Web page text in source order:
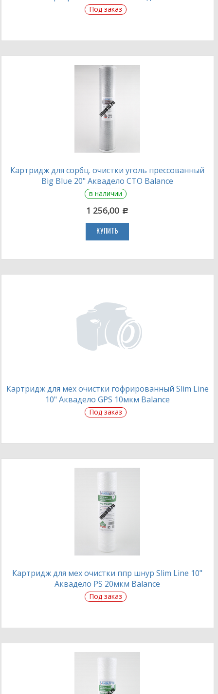
Под заказ
Картридж для сорбц. очистки уголь прессованный
Big Blue 20" Аквадело CTO Balance
в наличии
1 256,00 c
КУПИТЬ
Картридж для мех очистки гофрированный Slim Line
10" Аквадело GPS 10мкм Balance
Под заказ
Картридж для мех очистки ппр шнур Slim Line 10"
Аквадело PS 20мкм Balance
Под заказ